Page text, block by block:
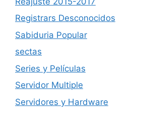
Registrars Desconocidos
Sabiduria Popular
sectas
Series y Películas
Servidor Multiple
Servidores y Hardware